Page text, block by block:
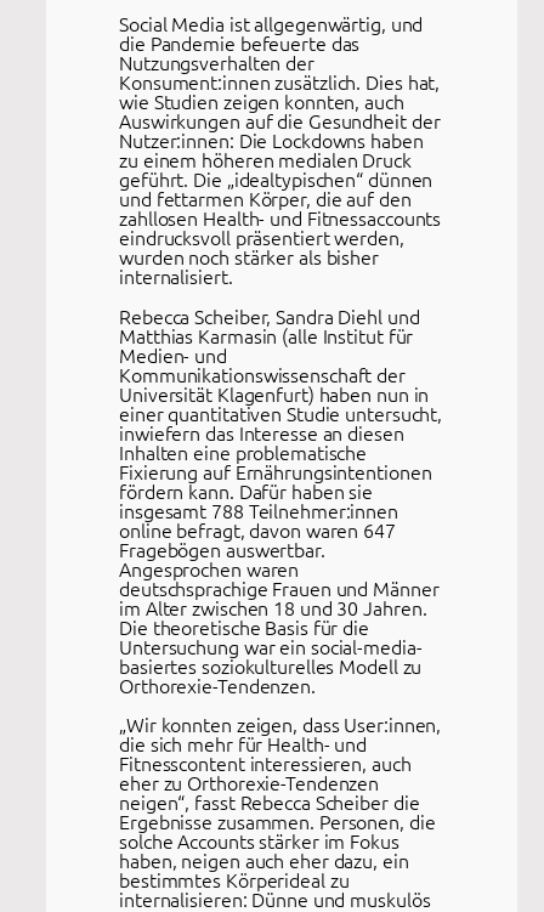
Social Media ist allgegenwärtig, und
die Pandemie befeuerte das
Nutzungsverhalten der
Konsument:innen zusätzlich. Dies hat,
wie Studien zeigen konnten, auch
Auswirkungen auf die Gesundheit der
Nutzer:innen: Die Lockdowns haben
zu einem höheren medialen Druck
geführt. Die „idealtypischen“ dünnen
und fettarmen Körper, die auf den
zahllosen Health- und Fitnessaccounts
eindrucksvoll präsentiert werden,
wurden noch stärker als bisher
internalisiert.
Rebecca Scheiber, Sandra Diehl und
Matthias Karmasin (alle Institut für
Medien- und
Kommunikationswissenschaft der
Universität Klagenfurt) haben nun in
einer quantitativen Studie untersucht,
inwiefern das Interesse an diesen
Inhalten eine problematische
Fixierung auf Ernährungsintentionen
fördern kann. Dafür haben sie
insgesamt 788 Teilnehmer:innen
online befragt, davon waren 647
Fragebögen auswertbar.
Angesprochen waren
deutschsprachige Frauen und Männer
im Alter zwischen 18 und 30 Jahren.
Die theoretische Basis für die
Untersuchung war ein social-media-
basiertes soziokulturelles Modell zu
Orthorexie-Tendenzen.
„Wir konnten zeigen, dass User:innen,
die sich mehr für Health- und
Fitnesscontent interessieren, auch
eher zu Orthorexie-Tendenzen
neigen“, fasst Rebecca Scheiber die
Ergebnisse zusammen. Personen, die
solche Accounts stärker im Fokus
haben, neigen auch eher dazu, ein
bestimmtes Körperideal zu
internalisieren: Dünne und muskulös